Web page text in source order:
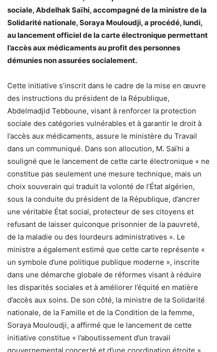
sociale, Abdelhak Saïhi, accompagné de la ministre de la
Solidarité nationale, Soraya Mouloudji, a procédé, lundi,
au lancement officiel de la carte électronique permettant
l’accès aux médicaments au profit des personnes
démunies non assurées socialement.
Cette initiative s’inscrit dans le cadre de la mise en œuvre
des instructions du président de la République,
Abdelmadjid Tebboune, visant à renforcer la protection
sociale des catégories vulnérables et à garantir le droit à
l’accès aux médicaments, assure le ministère du Travail
dans un communiqué. Dans son allocution, M. Saïhi a
souligné que le lancement de cette carte électronique « ne
constitue pas seulement une mesure technique, mais un
choix souverain qui traduit la volonté de l’État algérien,
sous la conduite du président de la République, d’ancrer
une véritable État social, protecteur de ses citoyens et
refusant de laisser quiconque prisonnier de la pauvreté,
de la maladie ou des lourdeurs administratives ». Le
ministre a également estimé que cette carte représente «
un symbole d’une politique publique moderne », inscrite
dans une démarche globale de réformes visant à réduire
les disparités sociales et à améliorer l’équité en matière
d’accès aux soins. De son côté, la ministre de la Solidarité
nationale, de la Famille et de la Condition de la femme,
Soraya Mouloudji, a affirmé que le lancement de cette
initiative constitue « l’aboutissement d’un travail